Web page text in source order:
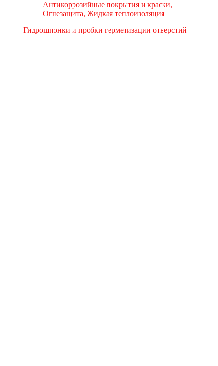
Антикоррозийные покрытия и краски,
Огнезащита, Жидкая теплоизоляция
Гидрошпонки и пробки герметизации отверстий